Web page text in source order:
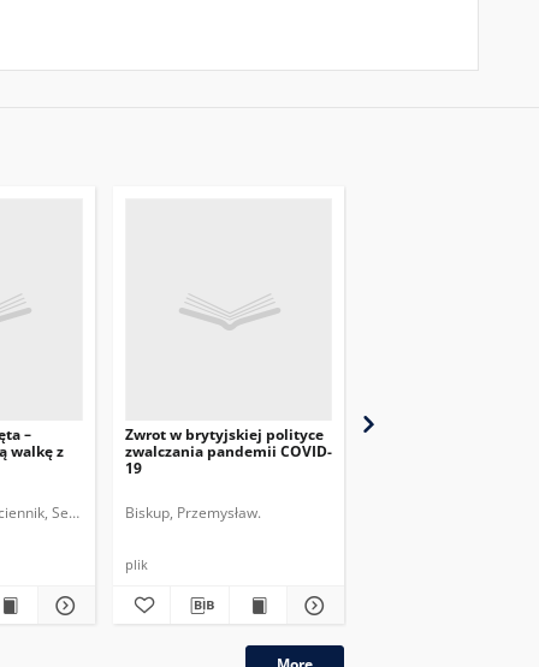
–
walkę z
Sebastian.
Zwrot w brytyjskiej polityce
zwalczania pandemii COVID-
19
Biskup, Przemysław.
plik